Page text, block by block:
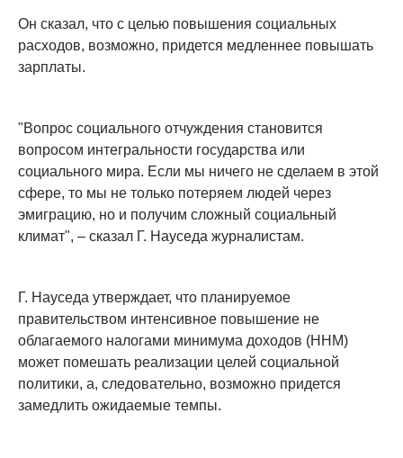
Он сказал, что с целью повышения социальных
расходов, возможно, придется медленнее повышать
зарплаты.
"Вопрос социального отчуждения становится
вопросом интегральности государства или
социального мира. Если мы ничего не сделаем в этой
сфере, то мы не только потеряем людей через
эмиграцию, но и получим сложный социальный
климат", – сказал Г. Науседа журналистам.
Г. Науседа утверждает, что планируемое
правительством интенсивное повышение не
облагаемого налогами минимума доходов (ННМ)
может помешать реализации целей социальной
политики, а, следовательно, возможно придется
замедлить ожидаемые темпы.